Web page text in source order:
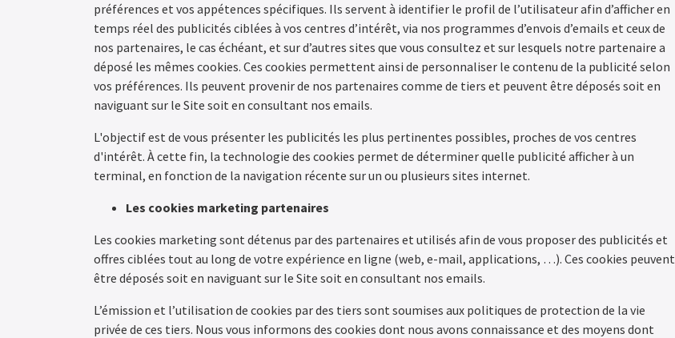
préférences et vos appétences spécifiques. Ils servent à identifier le profil de l’utilisateur afin d’afficher en
temps réel des publicités ciblées à vos centres d’intérêt, via nos programmes d’envois d’emails et ceux de
nos partenaires, le cas échéant, et sur d’autres sites que vous consultez et sur lesquels notre partenaire a
déposé les mêmes cookies. Ces cookies permettent ainsi de personnaliser le contenu de la publicité selon
vos préférences. Ils peuvent provenir de nos partenaires comme de tiers et peuvent être déposés soit en
naviguant sur le Site soit en consultant nos emails.
L'objectif est de vous présenter les publicités les plus pertinentes possibles, proches de vos centres
d'intérêt. À cette fin, la technologie des cookies permet de déterminer quelle publicité afficher à un
terminal, en fonction de la navigation récente sur un ou plusieurs sites internet.
Les cookies marketing partenaires
Les cookies marketing sont détenus par des partenaires et utilisés afin de vous proposer des publicités et
offres ciblées tout au long de votre expérience en ligne (web, e-mail, applications, …). Ces cookies peuvent
être déposés soit en naviguant sur le Site soit en consultant nos emails.
L’émission et l’utilisation de cookies par des tiers sont soumises aux politiques de protection de la vie
privée de ces tiers. Nous vous informons des cookies dont nous avons connaissance et des moyens dont